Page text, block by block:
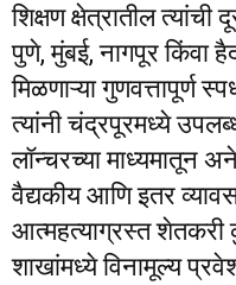
शिक्षण क्षेत्रातील
पुणे, मुंबई, नागपूर किंवा
मिळणाऱ्या गुणवत्तापूर्ण
त्यांनी चंद्रपूरमध्ये
लॉन्चरच्या माध्यमातून
वैद्यकीय आणि इतर
आत्महत्याग्रस्त शेतकरी
शाखांमध्ये विनामूल्य